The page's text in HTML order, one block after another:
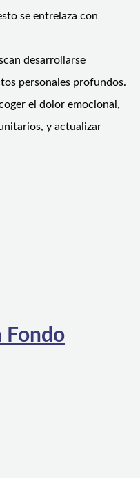
se entrelaza con
desarrollarse
personales profundos.
el dolor emocional,
y actualizar
Fondo